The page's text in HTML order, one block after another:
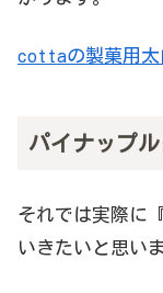
cottaの製菓用太
パイナップ
それでは実際に
いきたいと思いま